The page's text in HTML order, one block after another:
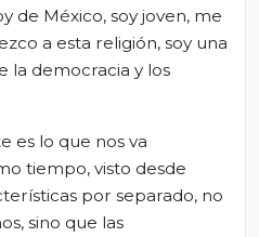
de México, soy joven, me
a esta religión, soy una
la democracia y los
es lo que nos va
tiempo, visto desde
por separado, no
sino que las